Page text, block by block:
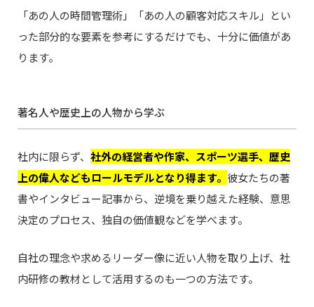
「あの人の時間管理術」「あの人の顧客対応スキル」とい
った部分的な要素を参考にするだけでも、十分に価値があ
ります。
著名人や歴史上の人物から学ぶ
社内に限らず、 社外の経営者や作家、スポーツ選手、歴史
上の偉人などもロールモデルとなり得ます。 彼女たちの著
書やインタビュー記事から、逆境を乗り越えた経験、意思
決定のプロセス、独自の価値観などを学べます。
自社の理念や求めるリーダー像に近い人物を取り上げ、社
内研修の教材として活用するのも一つの方法です。